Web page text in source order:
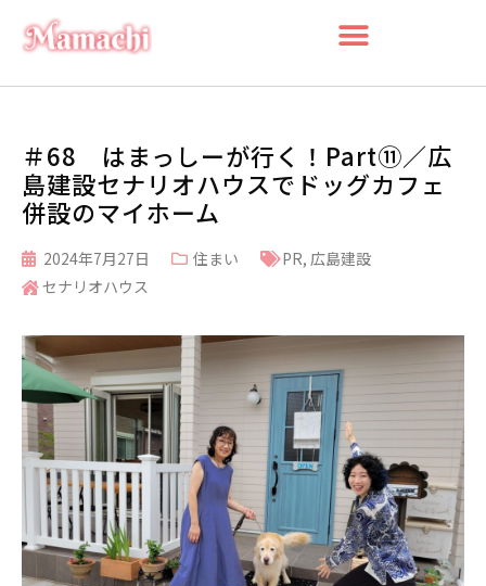
検索
検
索
最近の投稿
＃68 はまっしーが行く！Part⑪／広
島建設セナリオハウスでドッグカフェ
併設のマイホーム
2024年7月27日 住まい PR, 広島建設
セナリオハウス